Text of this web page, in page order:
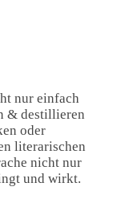
nur einfach
& destillieren
oder
literarischen
nicht nur
und wirkt.